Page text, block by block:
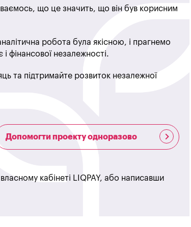
що це значить, що він був корисним
робота була якісною, і прагнемо
фінансової незалежності.
та підтримайте розвиток незалежної
Допомогти проекту одноразово
кабінеті LIQPAY, або написавши